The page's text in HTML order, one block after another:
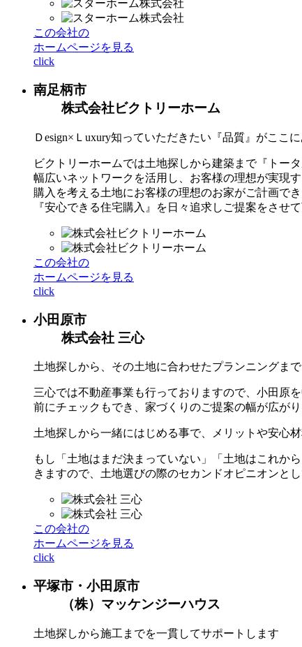
この会社の
ホームページを見る
click
南足柄市
株式会社ビクトリーホーム
Ｄesign×Ｌuxury知っていただきたい『品質』がここに
ビクトリーホームでは土地探しから建築まで『トー
幅広いネットワークを活用し、お客様の理想が実現
購入を考える土地にお客様の理想のお家がご計画で
『安心できる住宅購入』を日々追求しご提案をさせて
この会社の
ホームページを見る
click
小田原市
株式会社 三心
土地探しから、その土地に合わせたプランニングまで
三心では不動産事業も行っておりますので、小田原
前にチェックもでき、家づくりのご提案の幅が広が
土地探しから一緒にはじめる事で、メリットや安心
もし「土地はまだ決まっていない」「土地はこれか
きますので、土地選びの際のセカンドオピニオンと
この会社の
ホームページを見る
click
平塚市・小田原市
（株）マッケンジーハウス
土地探しから施工までを一貫してサポートします